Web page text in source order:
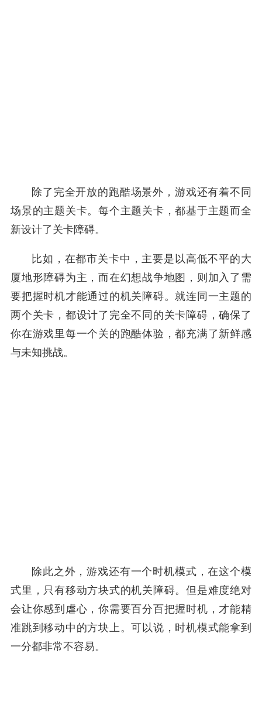
除了完全开放的跑酷场景外，游戏还有着不同
场景的主题关卡。每个主题关卡，都基于主题而全
新设计了关卡障碍。
比如，在都市关卡中，主要是以高低不平的大
厦地形障碍为主，而在幻想战争地图，则加入了需
要把握时机才能通过的机关障碍。就连同一主题的
两个关卡，都设计了完全不同的关卡障碍，确保了
你在游戏里每一个关的跑酷体验，都充满了新鲜感
与未知挑战。
除此之外，游戏还有一个时机模式，在这个模
式里，只有移动方块式的机关障碍。但是难度绝对
会让你感到虐心，你需要百分百把握时机，才能精
准跳到移动中的方块上。可以说，时机模式能拿到
一分都非常不容易。